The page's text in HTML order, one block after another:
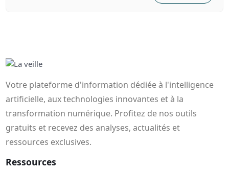
Votre plateforme d'information dédiée à l'intelligence
artificielle, aux technologies innovantes et à la
transformation numérique. Profitez de nos outils
gratuits et recevez des analyses, actualités et
ressources exclusives.
Ressources